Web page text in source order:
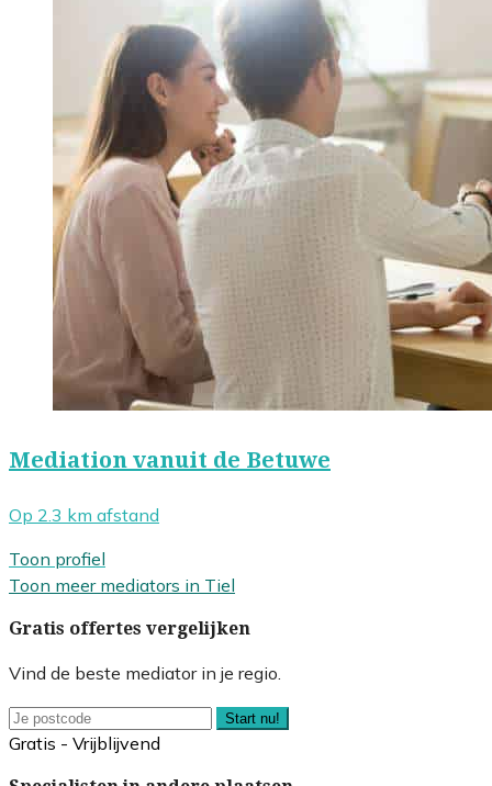
Mediation vanuit de Betuwe
Op 2.3 km afstand
Toon profiel
Toon meer mediators in Tiel
Gratis offertes vergelijken
Vind de beste mediator in je regio.
Start nu!
Gratis - Vrijblijvend